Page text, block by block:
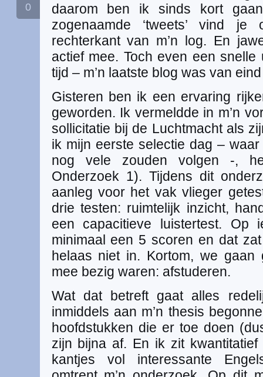
0
daarom ben ik sinds kort
zogenaamde ‘tweets’ vind
rechterkant van m’n log. En
actief mee. Toch even een
tijd – m’n laatste blog was van
Gisteren ben ik een ervaring
geworden. Ik vermeldde in m’n
sollicitatie bij de Luchtmacht als
ik mijn eerste selectie dag –
nog vele zouden volgen -,
Onderzoek 1). Tijdens dit
aanleg voor het vak vlieger
drie testen: ruimtelijk inzicht,
een capacitieve luistertest. Op
minimaal een 5 scoren en dat
helaas niet in. Kortom, we gaan
mee bezig waren: afstuderen.
Wat dat betreft gaat alles
inmiddels aan m’n thesis
hoofdstukken die er toe doen
zijn bijna af. En ik zit
kantjes vol interessante